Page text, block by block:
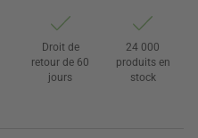
Droit de
retour de 60
jours
24 000
produits en
stock